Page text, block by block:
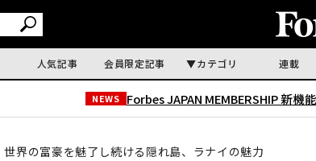
人気記事 会員限定記事 カテゴリ 連載
NEWS Forbes JAPAN MEMBERSHIP 新機能
世界の富豪を魅了し続ける隠れ島、ラナイの魅力